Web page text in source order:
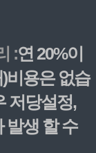
:연 20%이
비용은 없습
저당설정,
발생 할 수